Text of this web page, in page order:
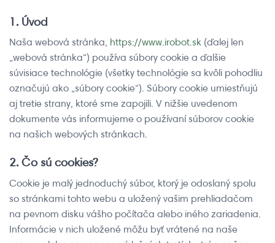
1. Úvod
Naša webová stránka, https://www.irobot.sk (ďalej len
„webová stránka“) používa súbory cookie a ďalšie
súvisiace technológie (všetky technológie sa kvôli pohodliu
označujú ako „súbory cookie“). Súbory cookie umiestňujú
aj tretie strany, ktoré sme zapojili. V nižšie uvedenom
dokumente vás informujeme o používaní súborov cookie
na našich webových stránkach.
2. Čo sú cookies?
Cookie je malý jednoduchý súbor, ktorý je odoslaný spolu
so stránkami tohto webu a uložený vašim prehliadačom
na pevnom disku vášho počítača alebo iného zariadenia.
Informácie v nich uložené môžu byť vrátené na naše